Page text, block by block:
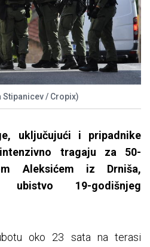
/ Cropix)
uključujući i pripadnike
tragaju za 50-
Aleksićem iz Drniša,
ubistvo 19-godišnjeg
oko 23 sata na terasi